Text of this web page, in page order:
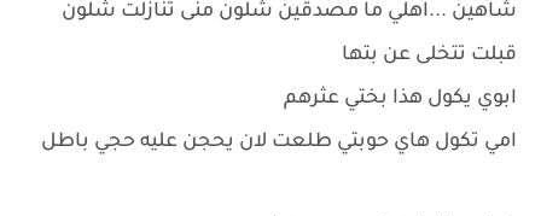
شاهين ...اهلي ما مصدقين شلون منى تنازلت شلون
قبلت تتخلى عن بتها
ابوي يكول هذا بختي عثرهم
امي تكول هاي حوبتي طلعت لان يحجن عليه حجي باطل